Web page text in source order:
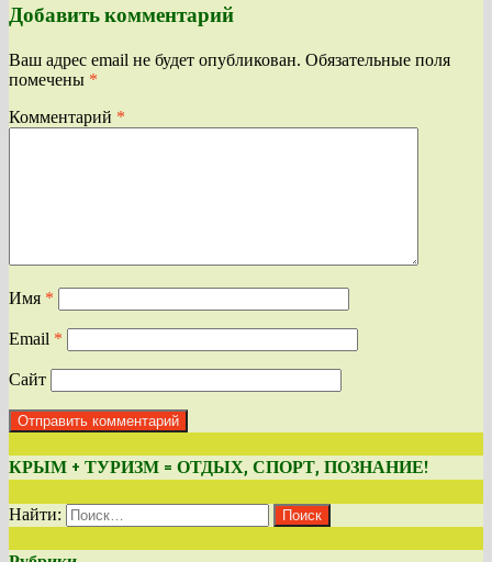
Добавить комментарий
Ваш адрес email не будет опубликован. Обязательные поля
помечены *
Комментарий *
Имя *
Email *
Сайт
КРЫМ + ТУРИЗМ = ОТДЫХ, СПОРТ, ПОЗНАНИЕ!
Найти: